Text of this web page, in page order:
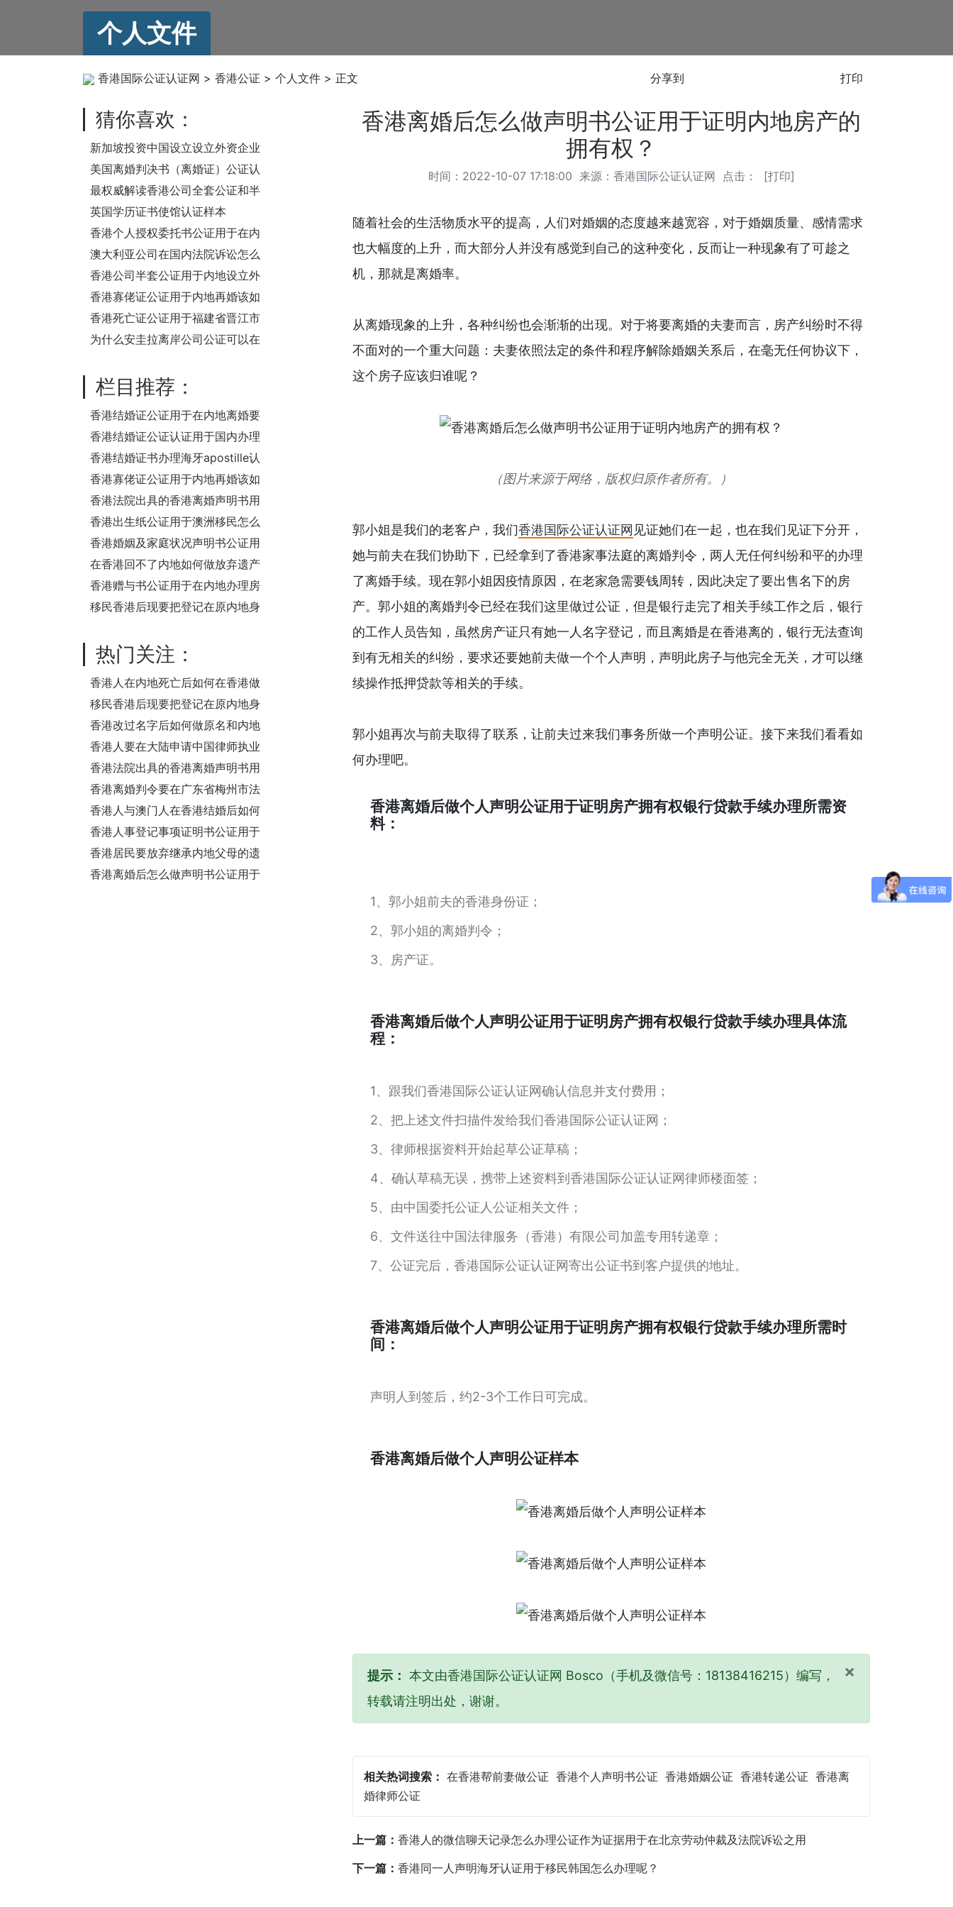
个人文件
香港国际公证认证网 > 香港公证 > 个人文件 > 正文 分享到 打印
猜你喜欢：
新加坡投资中国设立设立外资企业
要怎么办理其注册证书公证认证
呢？
美国离婚判决书（离婚证）公证认
证
最权威解读香港公司全套公证和半
套公证的区别与认证流程
英国学历证书使馆认证样本
香港个人授权委托书公证用于在内
地出售公司股权和税务登记事宜
澳大利亚公司在国内法院诉讼怎么
办理主体资格证明公证认证？
香港公司半套公证用于内地设立外
商投资企业
香港寡佬证公证用于内地再婚该如
何处理？
香港死亡证公证用于福建省晋江市
办理亲属关系公证书之用
为什么安圭拉离岸公司公证可以在
栏目推荐：
香港结婚证公证用于在内地离婚要
怎么办理？
香港结婚证公证认证用于国内办理
准生证流程
香港结婚证书办理海牙apostille认
证怎么做？
香港寡佬证公证用于内地再婚该如
何处理？
香港法院出具的香港离婚声明书用
于国内买房怎么办理公证？
香港出生纸公证用于澳洲移民怎么
办理？
香港婚姻及家庭状况声明书公证用
于深圳办理房产证详细说明
在香港回不了内地如何做放弃遗产
声明公证呢？
香港赠与书公证用于在内地办理房
产赠与过户手续事宜之用
移民香港后现要把登记在原内地身
是同一个人呢？
热门关注：
香港人在内地死亡后如何在香港做
亲属关系及遗嘱状况声明书用于在
内地继承遗产
移民香港后现要把登记在原内地身
份的房产办理抵押贷款要怎么证明
是同一个人呢？
香港改过名字后如何做原名和内地
身份同一人公证呢？
香港人要在大陆申请中国律师执业
证书怎么办理身份证公证？
香港法院出具的香港离婚声明书用
于国内买房怎么办理公证？
香港离婚判令要在广东省梅州市法
院办理判决离婚生效要怎么做公证
呢？
香港人与澳门人在香港结婚后如何
做公证用于出售内地的房产？
香港人事登记事项证明书公证用于
内地出售房产
香港居民要放弃继承内地父母的遗
产要如何做声明公证？
香港离婚后怎么做声明书公证用于
香港离婚后怎么做声明书公证用于证明内地房产的
拥有权？
时间：2022-10-07 17:18:00 来源： 香港国际公证认证网 点击： [打印]
随着社会的生活物质水平的提高，人们对婚姻的态度越来越宽容，对于婚姻质量、感情需求
也大幅度的上升，而大部分人并没有感觉到自己的这种变化，反而让一种现象有了可趁之
机，那就是离婚率。
从离婚现象的上升，各种纠纷也会渐渐的出现。对于将要离婚的夫妻而言，房产纠纷时不得
不面对的一个重大问题：夫妻依照法定的条件和程序解除婚姻关系后，在毫无任何协议下，
这个房子应该归谁呢？
（图片来源于网络，版权归原作者所有。）
郭小姐是我们的老客户，我们香港国际公证认证网 见证她们在一起，也在我们见证下分开，
她与前夫在我们协助下，已经拿到了香港家事法庭的离婚判令，两人无任何纠纷和平的办理
了离婚手续。现在郭小姐因疫情原因，在老家急需要钱周转，因此决定了要出售名下的房
产。郭小姐的离婚判令已经在我们这里做过公证，但是银行走完了相关手续工作之后，银行
的工作人员告知，虽然房产证只有她一人名字登记，而且离婚是在香港离的，银行无法查询
到有无相关的纠纷，要求还要她前夫做一个个人声明，声明此房子与他完全无关，才可以继
续操作抵押贷款等相关的手续。
郭小姐再次与前夫取得了联系，让前夫过来我们事务所做一个声明公证。接下来我们看看如
何办理吧。
香港离婚后做个人声明公证用于证明房产拥有权银行贷款手续办理所需资
料：
1、郭小姐前夫的香港身份证；
2、郭小姐的离婚判令；
3、房产证。
香港离婚后做个人声明公证用于证明房产拥有权银行贷款手续办理具体流
程：
1、跟我们香港国际公证认证网确认信息并支付费用；
2、把上述文件扫描件发给我们香港国际公证认证网；
3、律师根据资料开始起草公证草稿；
4、确认草稿无误，携带上述资料到香港国际公证认证网律师楼面签；
5、由中国委托公证人公证相关文件；
6、文件送往中国法律服务（香港）有限公司加盖专用转递章；
7、公证完后，香港国际公证认证网寄出公证书到客户提供的地址。
香港离婚后做个人声明公证用于证明房产拥有权银行贷款手续办理所需时
间：
声明人到签后，约2-3个工作日可完成。
香港离婚后做个人声明公证样本
×
提示： 本文由香港国际公证认证网 Bosco（手机及微信号：18138416215）编写，
转载请注明出处，谢谢。
相关热词搜索： 在香港帮前妻做公证 香港个人声明书公证 香港婚姻公证 香港转递公证 香港离
婚律师公证
上一篇： 香港人的微信聊天记录怎么办理公证作为证据用于在北京劳动仲裁及法院诉讼之用
下一篇： 香港同一人声明海牙认证用于移民韩国怎么办理呢？